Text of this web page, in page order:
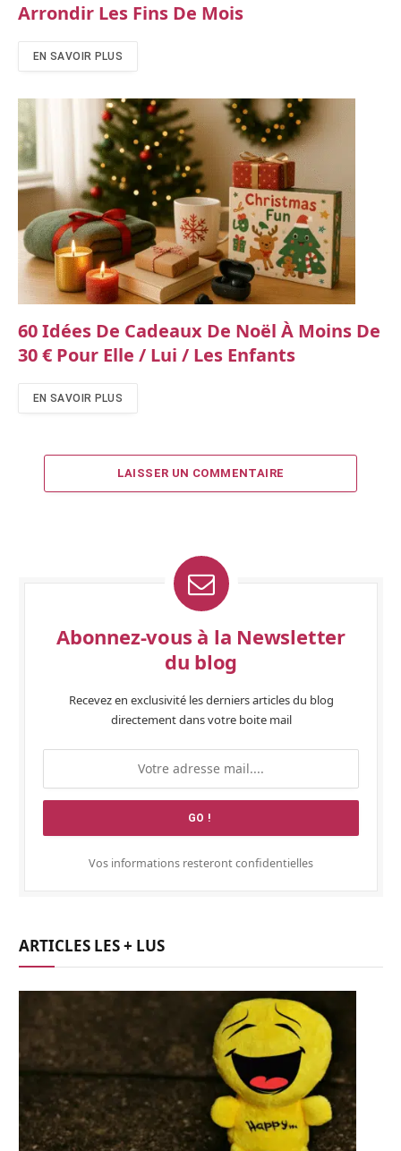
Arrondir Les Fins De Mois
EN SAVOIR PLUS
60 Idées De Cadeaux De Noël À Moins De
30 € Pour Elle / Lui / Les Enfants
EN SAVOIR PLUS
LAISSER UN COMMENTAIRE
Abonnez-vous à la Newsletter
du blog
Recevez en exclusivité les derniers articles du blog
directement dans votre boite mail
Vos informations resteront confidentielles
ARTICLES LES + LUS